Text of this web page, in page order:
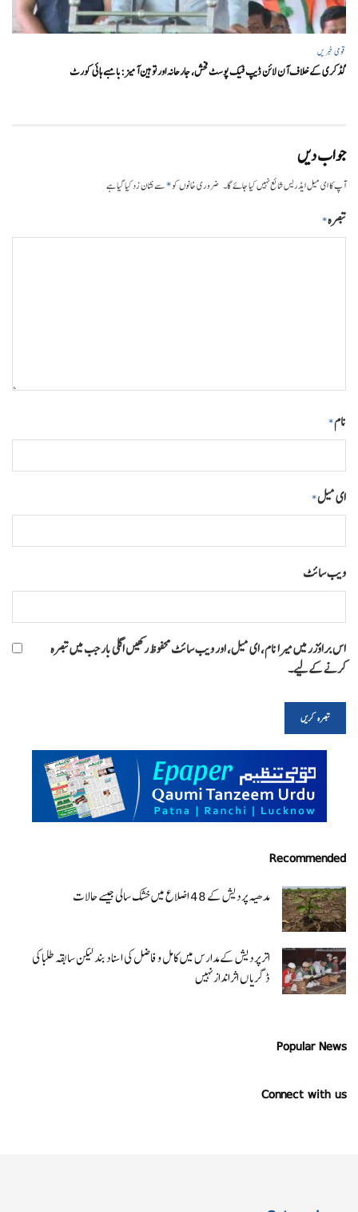
قومی خبریں
گڈکری کے خلاف آن لائن ڈیپ فیک پوسٹ فحش، جارحانہ اور توہین آمیز:بامبے ہائی کورٹ
جواب دیں
آپ کا ای میل ایڈریس شائع نہیں کیا جائے گا۔ ضروری خانوں کو*سے نشان زد کیا گیا ہے
تبصرہ*
نام*
ای میل*
ویب‌ سائٹ
اس براؤزر میں میرا نام، ای میل، اور ویب سائٹ محفوظ رکھیں اگلی بار جب میں تبصرہ
کرنے کےلیے۔
Recommended
مدھیہ پردیش کے 48 اضلاع میں خشک سالی جیسے حالات
اتر پردیش کےمدارس میں کامل و فاضل کی اسناد بند لیکن سابقہ طلبا کی
ڈگریا ں اثرانداز نہیں
Popular News
Connect with us